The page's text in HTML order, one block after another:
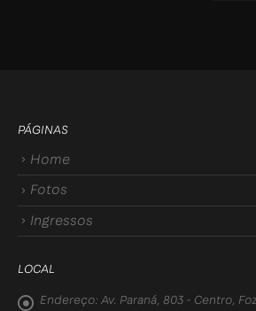
PÁGINAS
Home
Fotos
Ingressos
LOCAL
Endereço: Av. Paraná, 803 - Centro,